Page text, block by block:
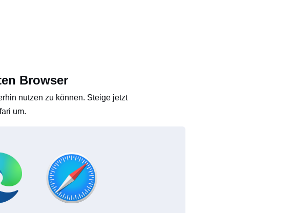
Browser
nutzen zu können. Steige jetzt
um.